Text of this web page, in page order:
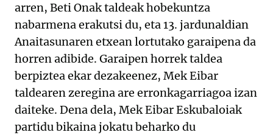
arren, Beti Onak taldeak hobekuntza
nabarmena erakutsi du, eta 13. jardunaldian
Anaitasunaren etxean lortutako garaipena da
horren adibide. Garaipen horrek taldea
berpiztea ekar dezakeenez, Mek Eibar
taldearen zeregina are erronkagarriagoa izan
daiteke. Dena dela, Mek Eibar Eskubaloiak
partidu bikaina jokatu beharko du